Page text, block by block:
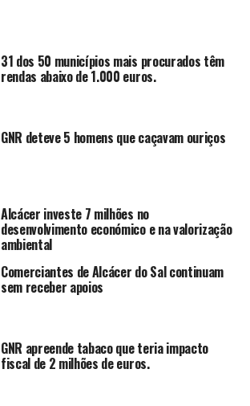
31 dos 50 municípios mais procurados têm
rendas abaixo de 1.000 euros.
GNR deteve 5 homens que caçavam ouriços
Alcácer investe 7 milhões no
desenvolvimento económico e na valorização
ambiental
Comerciantes de Alcácer do Sal continuam
sem receber apoios
GNR apreende tabaco que teria impacto
fiscal de 2 milhões de euros.